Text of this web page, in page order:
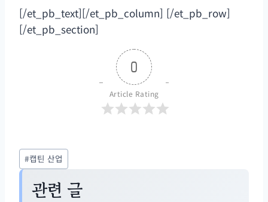
[/et_pb_text][/et_pb_column] [/et_pb_row]
[/et_pb_section]
0
Article Rating
Post
Tags:
#캡틴 산업
관련 글